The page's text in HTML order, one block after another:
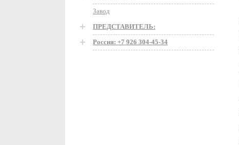
Завод
ПРЕДСТАВИТЕЛЬ:
Россия: +7 926 304-45-34